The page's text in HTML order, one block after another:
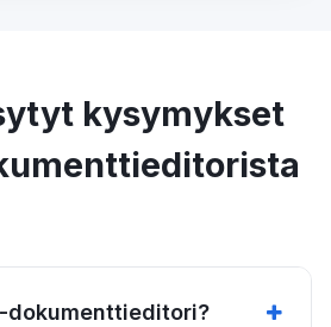
kysymykset
dokumenttieditori?